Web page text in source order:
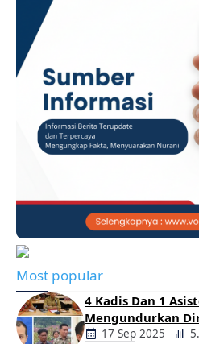
Most popular
4 Kadis Dan 1
Mengundurkan
Pemerintahan
17 Sep 2025